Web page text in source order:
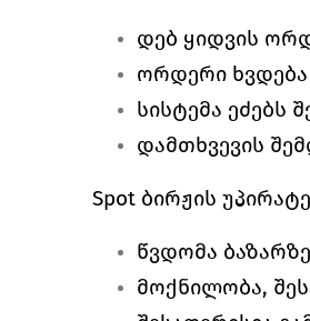
დებ ყიდვის
ორდერი ხვდება
სისტემა ეძებს
დამთხვევის
Spot ბირჟის
წვდომა
მოქნილობა,